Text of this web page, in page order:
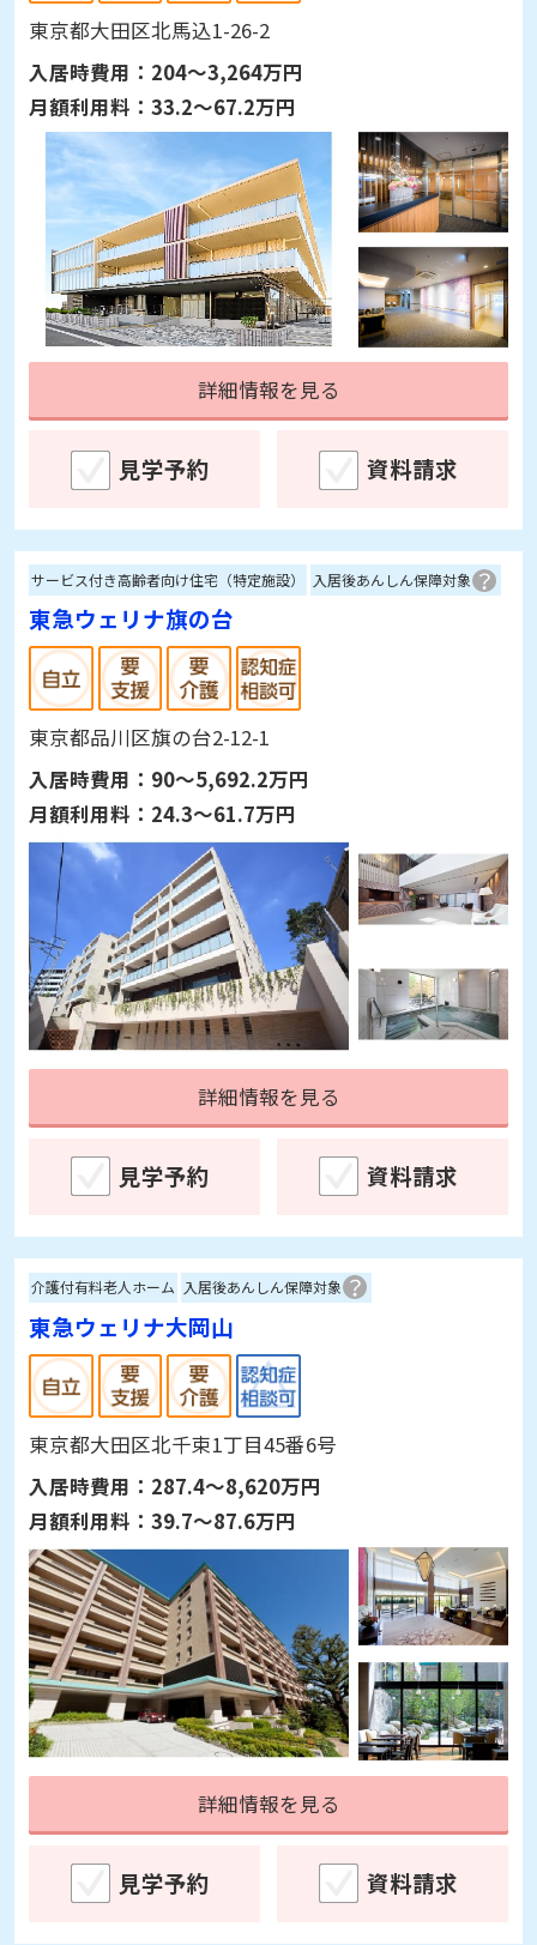
東京都大田区北馬込1-26-2
入居時費用： 204～3,264万円
月額利用料： 33.2～67.2万円
詳細情報を見る
見学予約 資料請求
サービス付き高齢者向け住宅（特定施設） 入居後あんしん保障対象
東急ウェリナ旗の台
東京都品川区旗の台2-12-1
入居時費用： 90～5,692.2万円
月額利用料： 24.3～61.7万円
詳細情報を見る
見学予約 資料請求
介護付有料老人ホーム 入居後あんしん保障対象
東急ウェリナ大岡山
東京都大田区北千束1丁目45番6号
入居時費用： 287.4～8,620万円
月額利用料： 39.7～87.6万円
詳細情報を見る
見学予約 資料請求